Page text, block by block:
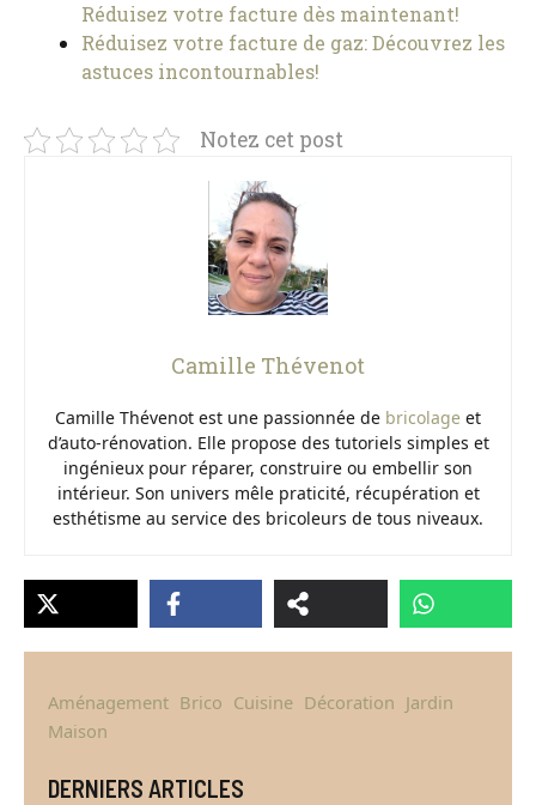
Réduisez votre facture dès maintenant!
Réduisez votre facture de gaz: Découvrez les
astuces incontournables!
Notez cet post
Camille Thévenot
Camille Thévenot est une passionnée de bricolage et
d’auto-rénovation. Elle propose des tutoriels simples et
ingénieux pour réparer, construire ou embellir son
intérieur. Son univers mêle praticité, récupération et
esthétisme au service des bricoleurs de tous niveaux.
Aménagement Brico Cuisine Décoration Jardin
Maison
DERNIERS ARTICLES